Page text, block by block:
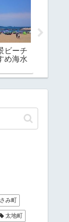
ビーチ
め海水
み町
太地町